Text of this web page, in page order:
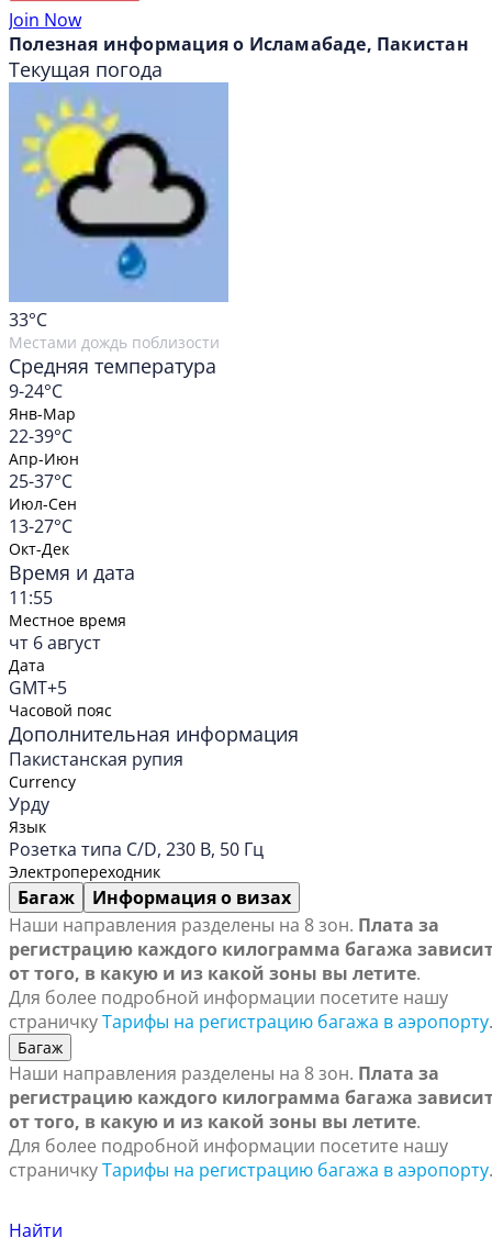
Join Now
Полезная информация о Исламабаде, Пакистан
Текущая погода
33°C
Местами дождь поблизости
Средняя температура
9-24°C
Янв-Мар
22-39°C
Апр-Июн
25-37°C
Июл-Сен
13-27°C
Окт-Дек
Время и дата
11:55
Местное время
чт 6 август
Дата
GMT+5
Часовой пояс
Дополнительная информация
Пакистанская рупия
Currency
Урду
Язык
Розетка типа C/D, 230 В, 50 Гц
Электропереходник
Багаж
Информация о визах
Наши направления разделены на 8 зон. Плата за
регистрацию каждого килограмма багажа
от того, в какую и из какой зоны вы летите.
Для более подробной информации посетите нашу
страничкуТарифы на регистрацию багажа в аэропорту.
Багаж
Наши направления разделены на 8 зон. Плата за
регистрацию каждого килограмма багажа
от того, в какую и из какой зоны вы летите.
Для более подробной информации посетите нашу
страничкуТарифы на регистрацию багажа в аэропорту.
Найти